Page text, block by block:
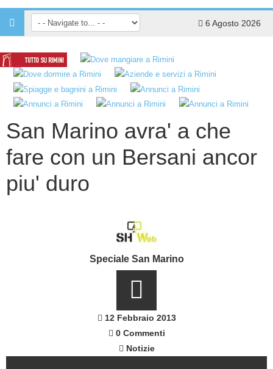
6 Agosto 2026
San Marino avra' a che
fare con un Bersani ancor
piu' duro
Speciale San Marino
12 Febbraio 2013
0 Commenti
Notizie